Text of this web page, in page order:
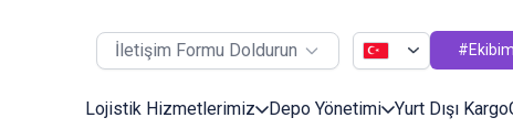
İletişim Formu Doldurun
Lojistik Hizmetlerimiz Depo Yönetimi Yurt Dışı Kargo